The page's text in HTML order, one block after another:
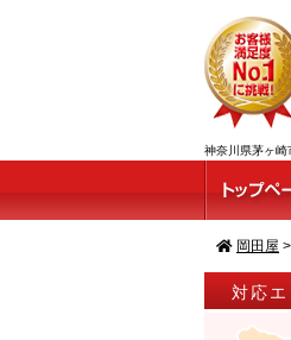
神奈川県茅ヶ
岡田屋 >
対応エ